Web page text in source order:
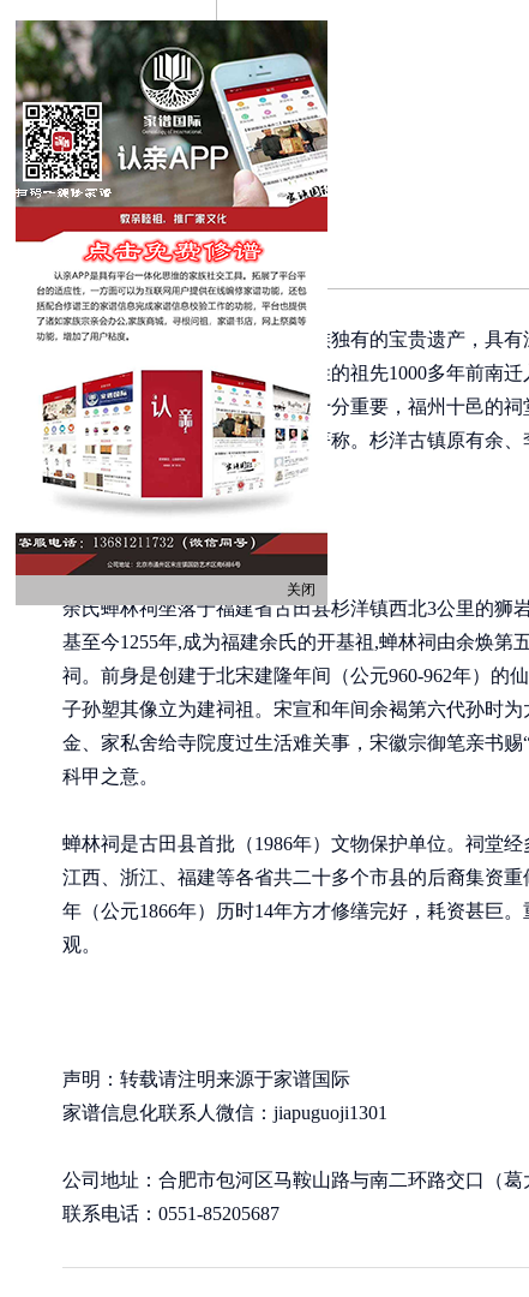
祠堂文化源远流长，是中华民族独有的宝贵遗产，具
隶属福州十邑，十邑中许多族姓的祖先1000多年前南
系，族谱和祠堂的修建就显得十分重要，福州十邑的
族祠堂文化传承在十邑中可以著称。杉洋古镇原有余
佼者。
余氏蝉林祠坐落于福建省古田县杉洋镇西北3公里的狮
基至今1255年,成为福建余氏的开基祖,蝉林祠由余焕第
祠。前身是创建于北宋建隆年间（公元960-962年）的
子孙塑其像立为建祠祖。宋宣和年间余褐第六代孙时
金、家私舍给寺院度过生活难关事，宋徽宗御笔亲书
科甲之意。
蝉林祠是古田县首批（1986年）文物保护单位。祠堂
江西、浙江、福建等各省共二十多个市县的后裔集资
年（公元1866年）历时14年方才修缮完好，耗资甚巨
观。
声明：转载请注明来源于家谱国际
家谱信息化联系人微信：jiapuguoji1301
公司地址：合肥市包河区马鞍山路与南二环路交口（葛
联系电话：0551-85205687
关闭